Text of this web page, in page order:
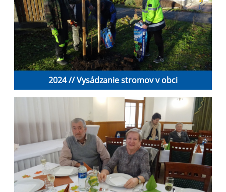
2024 // Vysádzanie stromov v obci